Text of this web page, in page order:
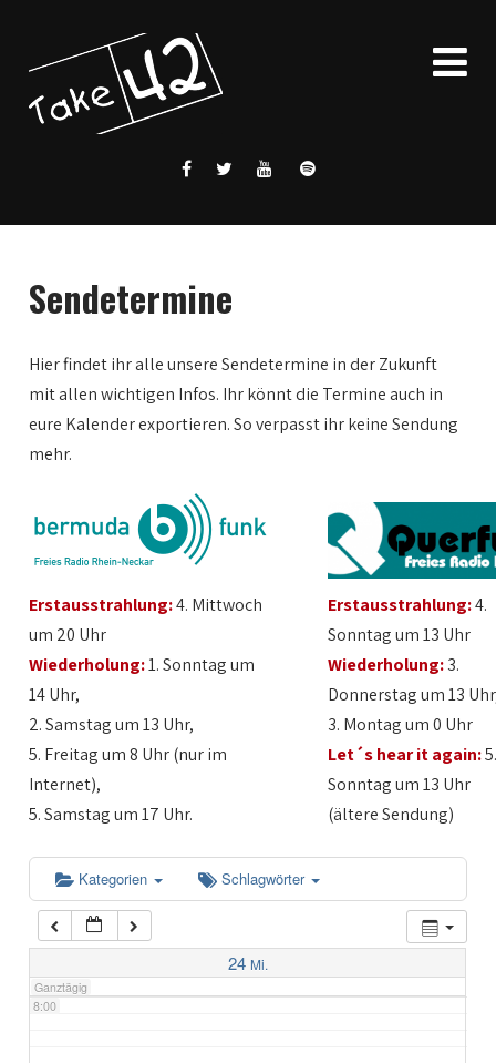
Sendetermine
Hier findet ihr alle unsere Sendetermine in der Zukunft
mit allen wichtigen Infos. Ihr könnt die Termine auch in
eure Kalender exportieren. So verpasst ihr keine Sendung
mehr.
Erstausstrahlung:4. Mittwoch
um 20 Uhr
Wiederholung:1. Sonntag um
14 Uhr,
2. Samstag um 13 Uhr,
5. Freitag um 8 Uhr (nur im
Internet),
5. Samstag um 17 Uhr.
Erstausstrahlung:4.
Sonntag um 13 Uhr
Wiederholung:3.
Donnerstag um 13
3. Montag um 0 Uhr
Let´s hear it again:
Sonntag um 13 Uhr
(ältere Sendung)
Kategorien Schlagwörter
24 Mi.
Ganztägig
1:00
2:00
3:00
5:00
6:00
7:00
8:00